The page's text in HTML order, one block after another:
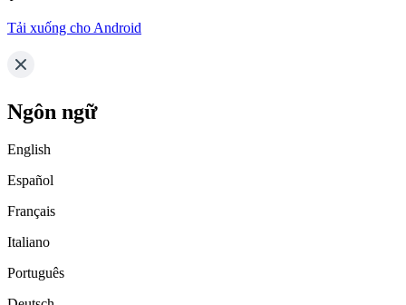
Tải xuống cho Android
Ngôn ngữ
English
Español
Français
Italiano
Português